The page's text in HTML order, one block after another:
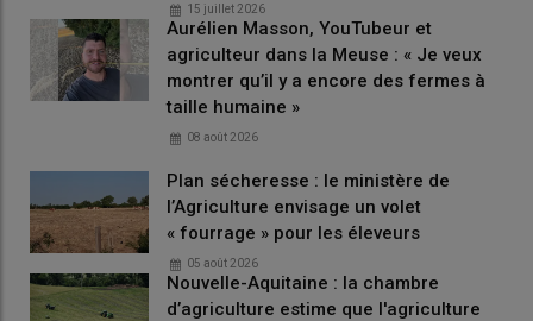
15 juillet 2026
Aurélien Masson, YouTubeur et
agriculteur dans la Meuse : « Je veux
montrer qu’il y a encore des fermes à
taille humaine »
08 août 2026
Plan sécheresse : le ministère de
l’Agriculture envisage un volet
« fourrage » pour les éleveurs
05 août 2026
Nouvelle-Aquitaine : la chambre
d’agriculture estime que l'agriculture